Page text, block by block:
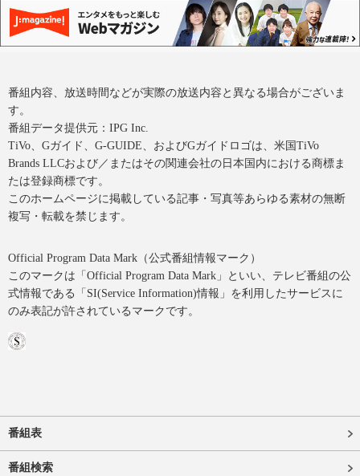
番組内容、放送時間などが実際の放送内容と異なる場合がございま
す。
番組データ提供元：IPG Inc.
TiVo、Gガイド、G-GUIDE、およびGガイドロゴは、米国TiVo
Brands LLCおよび／またはその関連会社の日本国内における商標ま
たは登録商標です。
このホームページに掲載している記事・写真等あらゆる素材の無断
複写・転載を禁じます。
Official Program Data Mark（公式番組情報マーク）
このマークは「Official Program Data Mark」といい、テレビ番組の公
式情報である「SI(Service Information)情報」を利用したサービスに
のみ表記が許されているマークです。
番組表
番組検索